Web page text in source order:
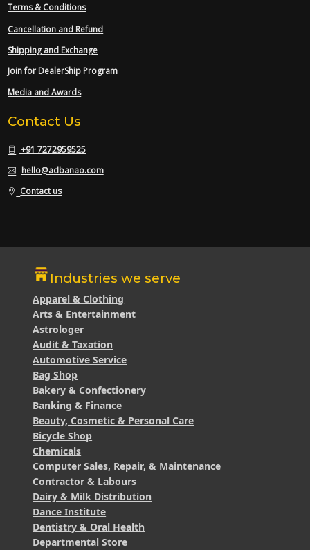
Terms & Conditions
Cancellation and Refund
Shipping and Exchange
Join for DealerShip Program
Media and Awards
Contact Us
+91 7272959525
hello@adbanao.com
Contact us
Industries we serve
Apparel & Clothing
Arts & Entertainment
Astrologer
Audit & Taxation
Automotive Service
Bag Shop
Bakery & Confectionery
Banking & Finance
Beauty, Cosmetic & Personal Care
Bicycle Shop
Chemicals
Computer Sales, Repair, & Maintenance
Contractor & Labours
Dairy & Milk Distribution
Dance Institute
Dentistry & Oral Health
Departmental Store